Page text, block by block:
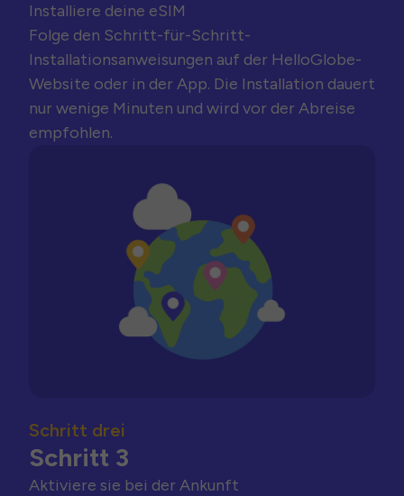
Installiere deine eSIM
Folge den Schritt-für-Schritt-
Installationsanweisungen auf der HelloGlobe-
Website oder in der App. Die Installation dauert
nur wenige Minuten und wird vor der Abreise
empfohlen.
Schritt drei
Schritt 3
Aktiviere sie bei der Ankunft